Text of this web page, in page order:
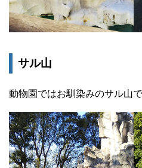
サル山
動物園ではお馴染みのサル山で